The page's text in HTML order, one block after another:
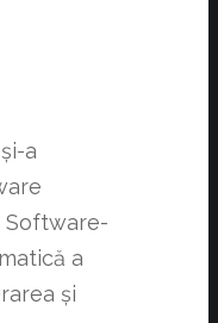
a
Software-
a
și